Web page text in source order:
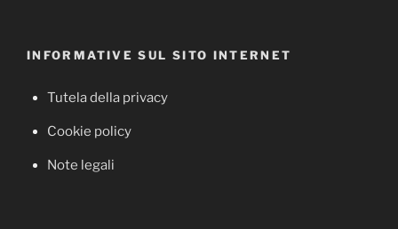
INFORMATIVE SUL SITO INTERNET
Tutela della privacy
Cookie policy
Note legali